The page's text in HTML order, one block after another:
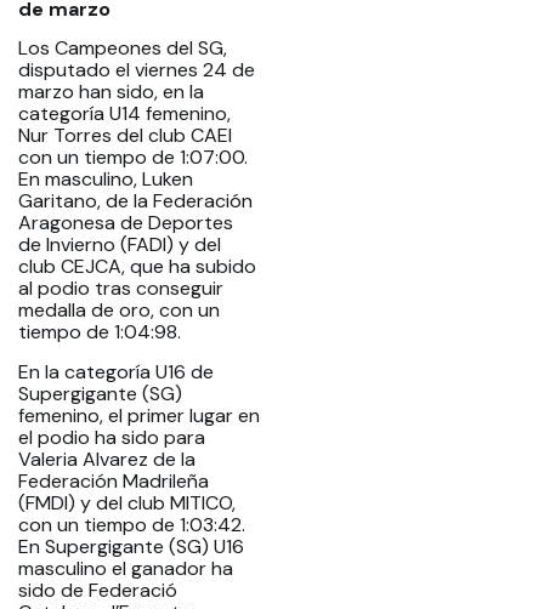
de marzo
Los Campeones del SG,
disputado el viernes 24 de
marzo han sido, en la
categoría U14 femenino,
Nur Torres del club CAEI
con un tiempo de 1:07:00.
En masculino, Luken
Garitano, de la Federación
Aragonesa de Deportes
de Invierno (FADI) y del
club CEJCA, que ha subido
al podio tras conseguir
medalla de oro, con un
tiempo de 1:04:98.
En la categoría U16 de
Supergigante (SG)
femenino, el primer lugar en
el podio ha sido para
Valeria Alvarez de la
Federación Madrileña
(FMDI) y del club MITICO,
con un tiempo de 1:03:42.
En Supergigante (SG) U16
masculino el ganador ha
sido de Federació